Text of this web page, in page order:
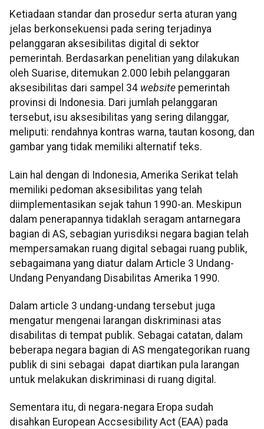
Ketiadaan standar dan prosedur serta aturan yang
jelas berkonsekuensi pada sering terjadinya
pelanggaran aksesibilitas digital di sektor
pemerintah. Berdasarkan penelitian yang dilakukan
oleh Suarise, ditemukan 2.000 lebih pelanggaran
aksesibilitas dari sampel 34 website pemerintah
provinsi di Indonesia. Dari jumlah pelanggaran
tersebut, isu aksesibilitas yang sering dilanggar,
meliputi: rendahnya kontras warna, tautan kosong, dan
gambar yang tidak memiliki alternatif teks.
Lain hal dengan di Indonesia, Amerika Serikat telah
memiliki pedoman aksesibilitas yang telah
diimplementasikan sejak tahun 1990-an. Meskipun
dalam penerapannya tidaklah seragam antarnegara
bagian di AS, sebagian yurisdiksi negara bagian telah
mempersamakan ruang digital sebagai ruang publik,
sebagaimana yang diatur dalam Article 3 Undang-
Undang Penyandang Disabilitas Amerika 1990.
Dalam article 3 undang-undang tersebut juga
mengatur mengenai larangan diskriminasi atas
disabilitas di tempat publik. Sebagai catatan, dalam
beberapa negara bagian di AS mengategorikan ruang
publik di sini sebagai dapat diartikan pula larangan
untuk melakukan diskriminasi di ruang digital.
Sementara itu, di negara-negara Eropa sudah
disahkan European Accsesibility Act (EAA) pada